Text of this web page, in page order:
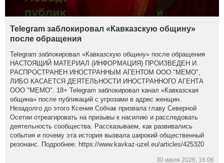
Telegram заблокировал «Кавказскую общину»
после обращения
Telegram заблокировал «Кавказскую общину» после обращения
НАСТОЯЩИЙ МАТЕРИАЛ (ИНФОРМАЦИЯ) ПРОИЗВЕДЕН И
РАСПРОСТРАНЕН ИНОСТРАННЫМ АГЕНТОМ ООО "МЕМО",
ЛИБО КАСАЕТСЯ ДЕЯТЕЛЬНОСТИ ИНОСТРАННОГО АГЕНТА
ООО "МЕМО". 18+ Telegram заблокировал канал «Кавказская
община» после публикаций с угрозами в адрес женщин.
Незадолго до этого Ксения Собчак призвала главу Северной
Осетии отреагировать на призывы к насилию и расследовать
деятельность сообщества. Рассказываем, как развивались
события и почему эта история вызвала широкий общественный
резонанс. Подробнее: https://www.kavkaz-uzel.eu/articles/425320
30 июля 2026, 16:06